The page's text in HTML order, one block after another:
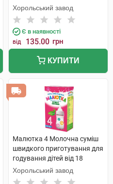
борошном з 6 місяців 350 г 1
коробка
Хорольський завод
Є в наявності
від 135.00 грн
КУПИТИ
Малютка 4 Молочна суміш
швидкого приготування для
годування дітей від 18
місяців 350 г 1 коробка
Хорольський завод